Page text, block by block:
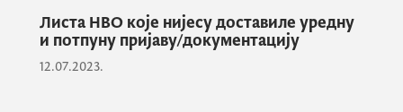
Министарство рада и социјалног старања,
Римски трг, бр. 46, Подгорица (са назнаком
"Јавне консултације – СЕКТОРСКА
Листа НВО које нијесу доставиле уредну
и потпуну пријаву/документацију
12.07.2023.